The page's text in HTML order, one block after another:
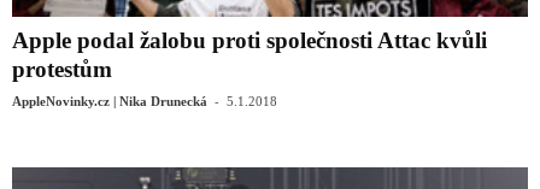
Apple podal žalobu proti společnosti Attac kvůli
protestům
AppleNovinky.cz | Nika Drunecká - 5.1.2018